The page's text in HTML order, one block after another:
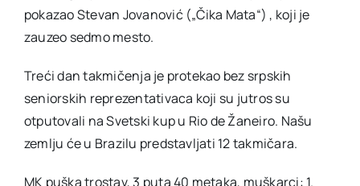
pokazao Stevan Jovanović („Čika Mata“) , koji je
zauzeo sedmo mesto.
Treći dan takmičenja je protekao bez srpskih
seniorskih reprezentativaca koji su jutros su
otputovali na Svetski kup u Rio de Žaneiro. Našu
zemlju će u Brazilu predstavljati 12 takmičara.
MK puška trostav, 3 puta 40 metaka, muškarci: 1.